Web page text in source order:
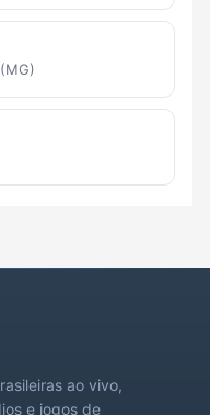
ao vivo,
e jogos de